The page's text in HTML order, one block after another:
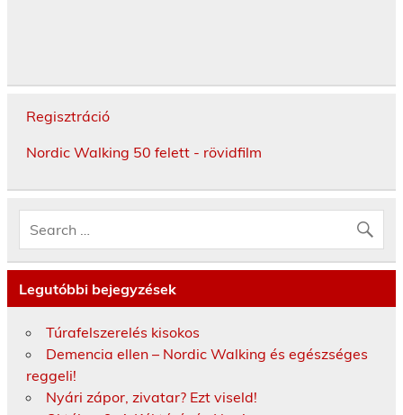
Regisztráció
Nordic Walking 50 felett - rövidfilm
Legutóbbi bejegyzések
Túrafelszerelés kisokos
Demencia ellen – Nordic Walking és egészséges
reggeli!
Nyári zápor, zivatar? Ezt viseld!